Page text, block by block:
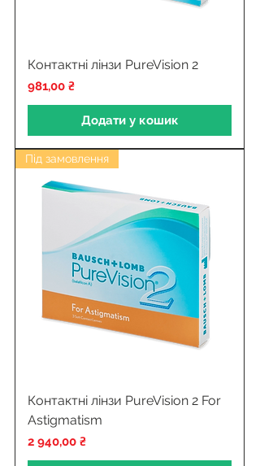
Контактні лінзи PureVision 2
Ціна
981,00 ₴
Додати у кошик
Під замовлення
Контактні лінзи PureVision 2 For
Astigmatism
Ціна
2 940,00 ₴